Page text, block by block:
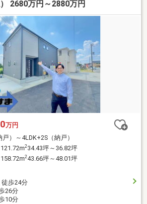
2680万円～2880万円
万円
戸）～4LDK+2S（納戸）
234.43坪～36.82坪
243.66坪～48.01坪
歩24分
26分
10分